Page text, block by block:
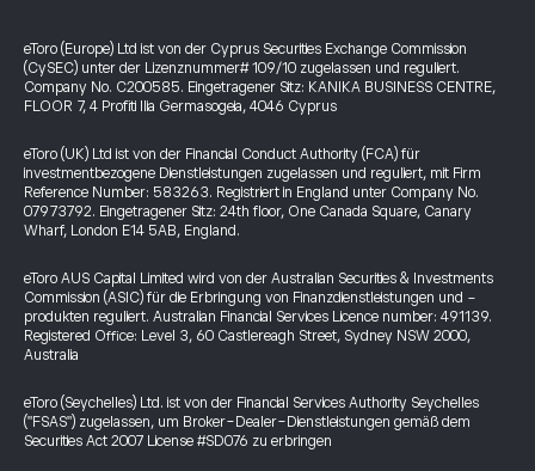
eToro (Europe) Ltd ist von der Cyprus Securities Exchange Commission
(CySEC) unter der Lizenznummer# 109/10 zugelassen und reguliert.
Company No. C200585. Eingetragener Sitz: KANIKA BUSINESS CENTRE,
FLOOR 7, 4 Profiti Ilia Germasogeia, 4046 Cyprus
eToro (UK) Ltd ist von der Financial Conduct Authority (FCA) für
investmentbezogene Dienstleistungen zugelassen und reguliert, mit Firm
Reference Number: 583263. Registriert in England unter Company No.
07973792. Eingetragener Sitz: 24th floor, One Canada Square, Canary
Wharf, London E14 5AB, England.
eToro AUS Capital Limited wird von der Australian Securities & Investments
Commission (ASIC) für die Erbringung von Finanzdienstleistungen und -
produkten reguliert. Australian Financial Services Licence number: 491139.
Registered Office: Level 3, 60 Castlereagh Street, Sydney NSW 2000,
Australia
eToro (Seychelles) Ltd. ist von der Financial Services Authority Seychelles
("FSAS") zugelassen, um Broker-Dealer-Dienstleistungen gemäß dem
Securities Act 2007 License #SD076 zu erbringen